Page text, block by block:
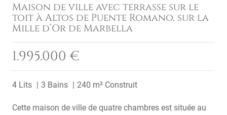
Maison de ville avec terrasse sur le
toit à Altos de Puente Romano, sur la
Mille d’Or de Marbella
1.995.000 €
4 Lits 3 Bains 240 m² Construit
Cette maison de ville de quatre chambres est située au